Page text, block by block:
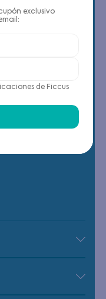
de 9:00 a
exclusivo
de Ficcus